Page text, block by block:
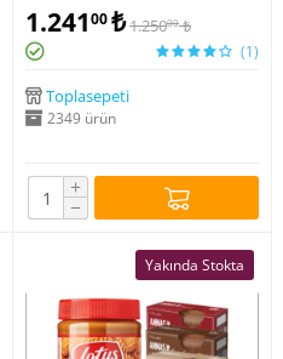
1.24100₺1.25000 ₺
(1)
Toplasepeti
2349 ürün
+
−
Yakında Stokta